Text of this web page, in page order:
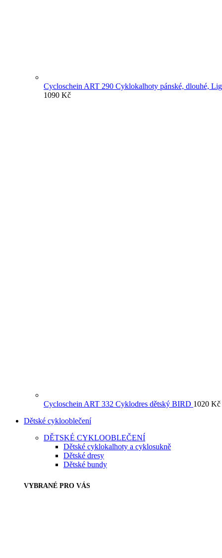
Cycloschein ART 290 Cyklokalhoty pánské, dlouhé,
1090 Kč
Cycloschein ART 332 Cyklodres dětský BIRD 1020 Kč
Dětské cyklooblečení
DĚTSKÉ CYKLOOBLEČENÍ
Dětské cyklokalhoty a cyklosukně
Dětské dresy
Dětské bundy
VYBRANÉ PRO VÁS